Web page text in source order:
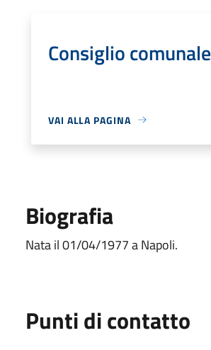
Consiglio comunale
VAI ALLA PAGINA
Biografia
Nata il 01/04/1977 a Napoli.
Punti di contatto